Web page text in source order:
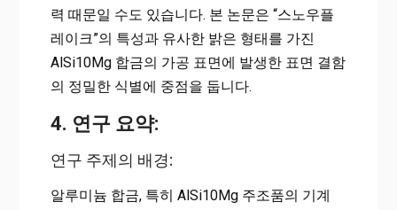
력 때문일 수도 있습니다. 본 논문은 “스노우플
레이크”의 특성과 유사한 밝은 형태를 가진
AlSi10Mg 합금의 가공 표면에 발생한 표면 결함
의 정밀한 식별에 중점을 둡니다.
4. 연구 요약:
연구 주제의 배경:
알루미늄 합금, 특히 AlSi10Mg 주조품의 기계